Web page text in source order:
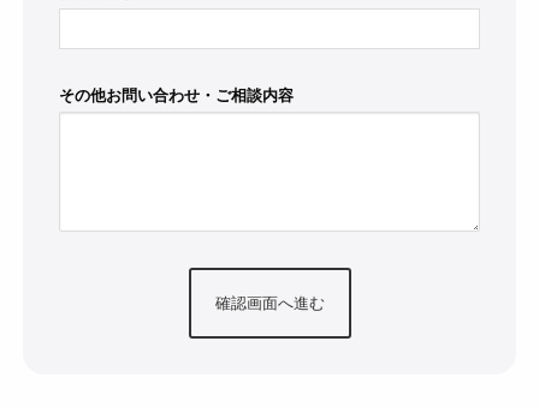
その他お問い合わせ・ご相談内容